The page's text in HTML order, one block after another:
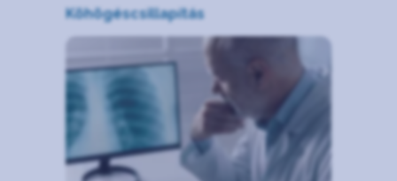
Köhögéscsillapítás